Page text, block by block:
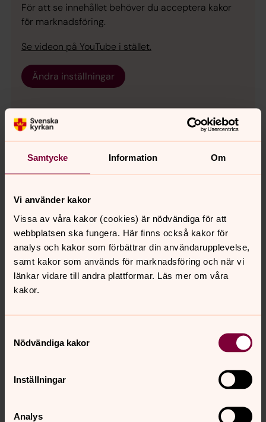
Samtycke Information Om
Vi använder kakor
Vissa av våra kakor (cookies) är nödvändiga för att
webbplatsen ska fungera. Här finns också kakor för
analys och kakor som förbättrar din användarupplevelse,
samt kakor som används för marknadsföring och när vi
länkar vidare till andra plattformar. Läs mer om våra
kakor.
Nödvändiga kakor
Inställningar
Analys
För att se innehållet behöver du acceptera kakor
för marknadsföring.
Se videon på YouTube i stället.
Ändra inställningar
Musikprogram 2026
Vi bjuder på ett brett utbud av musikevenemang med
Träffpunkter
Till våra verksamheter och träffpunkter är alla välkomna,
oavsett livsåskådning. Vi finns här för dig, i våra kyrkor
och församlingslokaler, genom personliga möten och
samtal. Vi ser fram emot att dela dagen med dig. Vi ses!
Synpunkter eller frågor på sidans
johannes.forsamling.sthlm@svenskakyrkan.se